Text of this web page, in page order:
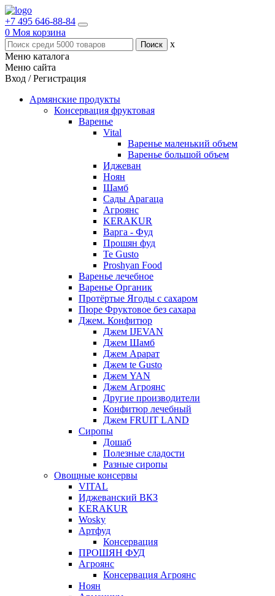
+7 495 646-88-84
0 Моя корзина
x
Меню каталога
Меню сайта
Вход / Регистрация
Армянские продукты
Консервация фруктовая
Варенье
Vital
Варенье маленький объем
Варенье большой объем
Иджеван
Ноян
Шамб
Сады Арагаца
Агроянс
KERAKUR
Варга - Фуд
Прошян фуд
Te Gusto
Proshyan Food
Варенье лечебное
Варенье Органик
Протёртые Ягоды с сахаром
Пюре Фруктовое без сахара
Джем. Конфитюр
Джем IJEVAN
Джем Шамб
Джем Арарат
Джем te Gusto
Джем YAN
Джем Агроянс
Другие производители
Конфитюр лечебный
Джем FRUIT LAND
Сиропы
Дошаб
Полезные сладости
Разные сиропы
Овощные консервы
VITAL
Иджеванский ВКЗ
KERAKUR
Wosky
Артфуд
Консервация
ПРОШЯН ФУД
Агроянс
Консервация Агроянс
Ноян